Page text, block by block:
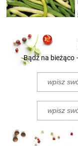
Bądź na bieżąco